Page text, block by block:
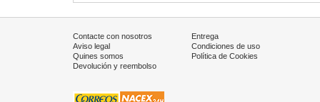
Contacte con nosotros
Entrega
Aviso legal
Condiciones de uso
Quines somos
Política de Cookies
Devolución y reembolso